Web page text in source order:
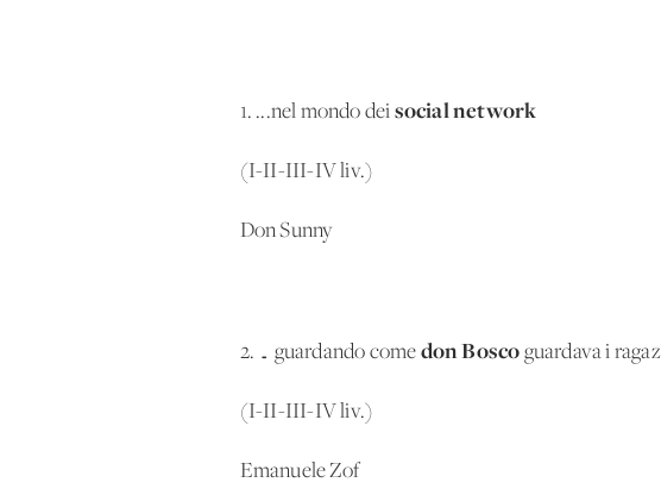
1. ...nel mondo dei social network
(I-II-III-IV liv.)
Don Sunny
2. … guardando come don Bosco guardava i
(I-II-III-IV liv.)
Emanuele Zof